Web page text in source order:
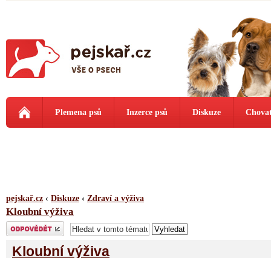
Plemena psů Inzerce psů Diskuze
pejskař.cz ‹ Diskuze ‹ Zdraví a výživa
Kloubní výživa
Odeslat odpověď
Kloubní výživa